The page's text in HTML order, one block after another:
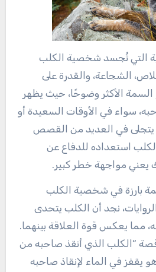
التي تُجسد شخصية الكلب
الشجاعة، والقدرة على
الأكثر وضوحًا، حيث يظهر
سواء في الأوقات السعيدة أو
يتجلى في العديد من القصص
استعداده للدفاع عن
يعني مواجهة خطر كبير.
بارزة في شخصية الكلب
نجد أن الكلب يتحدى
مما يعكس قوة العلاقة بينهما.
“الكلب الذي أنقذ صاحبه من
يقفز في الماء لإنقاذ صاحبه